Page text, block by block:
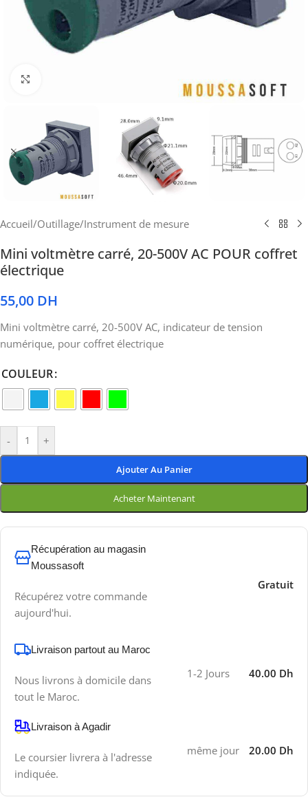
Accueil/Outillage/Instrument de mesure
Mini voltmètre carré, 20-500V AC POUR coffret
électrique
55,00 DH
Mini voltmètre carré, 20-500V AC, indicateur de tension
numérique, pour coffret électrique
COULEUR
- +
Ajouter Au Panier
Acheter Maintenant
Récupération au magasin
Moussasoft
Récupérez votre commande
aujourd'hui.
Gratuit
Livraison partout au Maroc
Nous livrons à domicile dans
tout le Maroc.
1-2 Jours 40.00 Dh
Livraison à Agadir
Le coursier livrera à l'adresse
indiquée.
même jour 20.00 Dh